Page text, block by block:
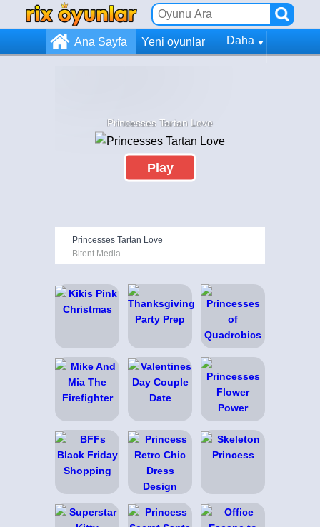
Ana Sayfa Yeni oyunlar Daha
Princesses Tartan Love
Play
Princesses Tartan Love
Bitent Media